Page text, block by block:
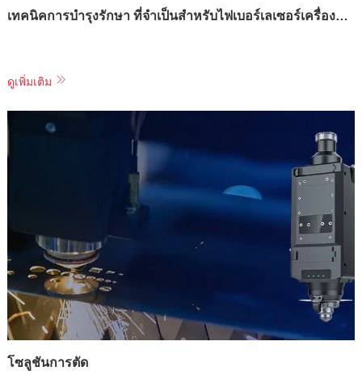
เทคนิคการบำรุงรักษา ที่จำเป็นสำหรับไฟเบอร์เลเซอร์เครื่องตัดแรงดันไฟฟ้า
ดูเพิ่มเติม
โซลูชันการตัด